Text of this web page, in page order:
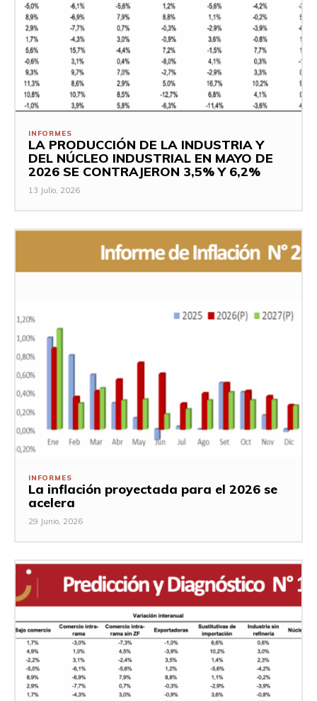
INFORMES
LA PRODUCCIÓN DE LA INDUSTRIA Y
DEL NÚCLEO INDUSTRIAL EN MAYO DE
2026 SE CONTRAJERON 3,5% Y 6,2%
13 Julio, 2026
INFORMES
La inflación proyectada para el 2026 se
acelera
29 Junio, 2026